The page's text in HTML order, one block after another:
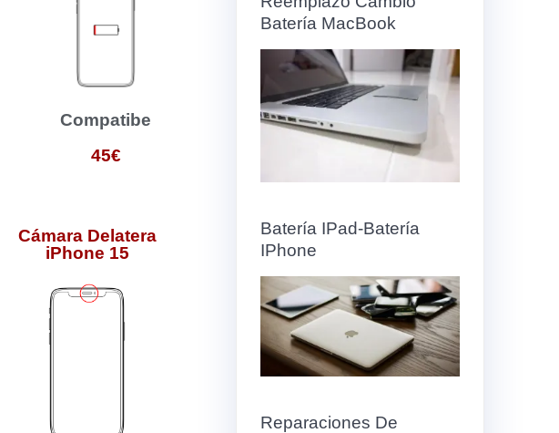
Compatibe
45€
Cámara Delatera
iPhone 15
Batería MacBook
Batería IPad-Batería
IPhone
Reparaciones De